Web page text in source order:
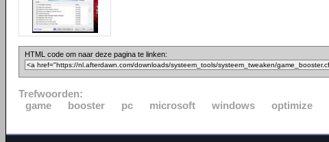
HTML code om naar deze pagina te linken:
Trefwoorden:
game
booster pc microsoft windows optimize